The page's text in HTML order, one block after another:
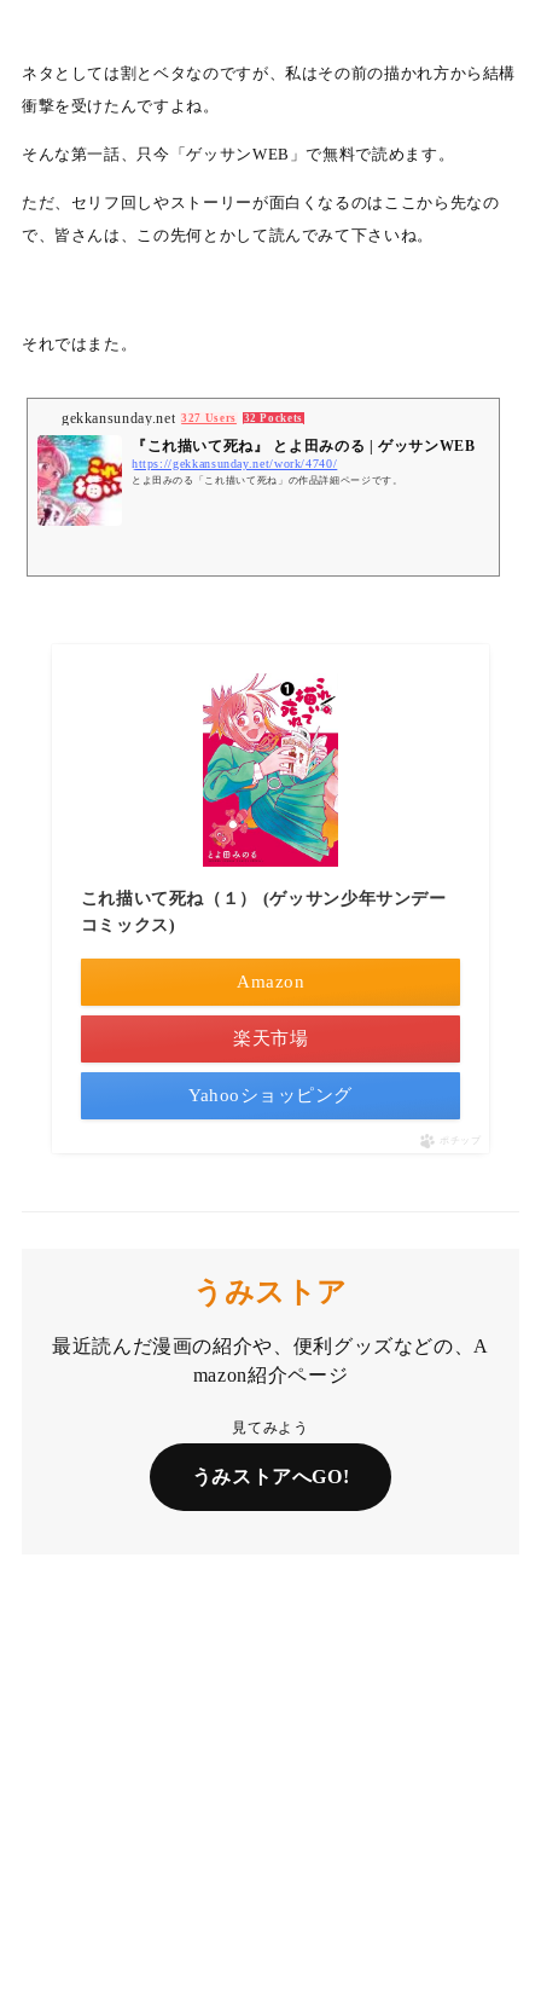
ネタとしては割とベタなのですが、私はその前の描かれ方から結構
衝撃を受けたんですよね。
そんな第一話、只今「ゲッサンWEB」で無料で読めます。
ただ、セリフ回しやストーリーが面白くなるのはここから先なの
で、皆さんは、この先何とかして読んでみて下さいね。
それではまた。
gekkansunday.net 327 Users 32 Pockets
『これ描いて死ね』 とよ田みのる | ゲッサンWEB
https://gekkansunday.net/work/4740/
とよ田みのる「これ描いて死ね」の作品詳細ページです。
これ描いて死ね（１） (ゲッサン少年サンデー
コミックス)
Amazon
楽天市場
Yahooショッピング
ポチップ
うみストア
最近読んだ漫画の紹介や、便利グッズなどの、A
mazon紹介ページ
見てみよう
うみストアへGO!